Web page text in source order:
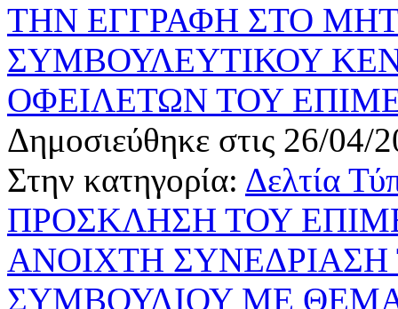
ΤΗΝ ΕΓΓΡΑΦΗ ΣΤΟ
ΣΥΜΒΟΥΛΕΥΤΙΚΟΥ
ΟΦΕΙΛΕΤΩΝ ΤΟΥ
Δημοσιεύθηκε στις 26/04/
Στην κατηγορία: Δελτία
ΠΡΟΣΚΛΗΣΗ ΤΟΥ
ΑΝΟΙΧΤΗ ΣΥΝΕΔΡΙΑΣΗ
ΣΥΜΒΟΥΛΙΟΥ ΜΕ